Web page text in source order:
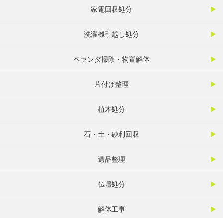
家電回収処分
洗濯機引越し処分
ベランダ掃除・物置解体
片付け整理
植木処分
石・土・砂利回収
遺品整理
仏壇処分
解体工事